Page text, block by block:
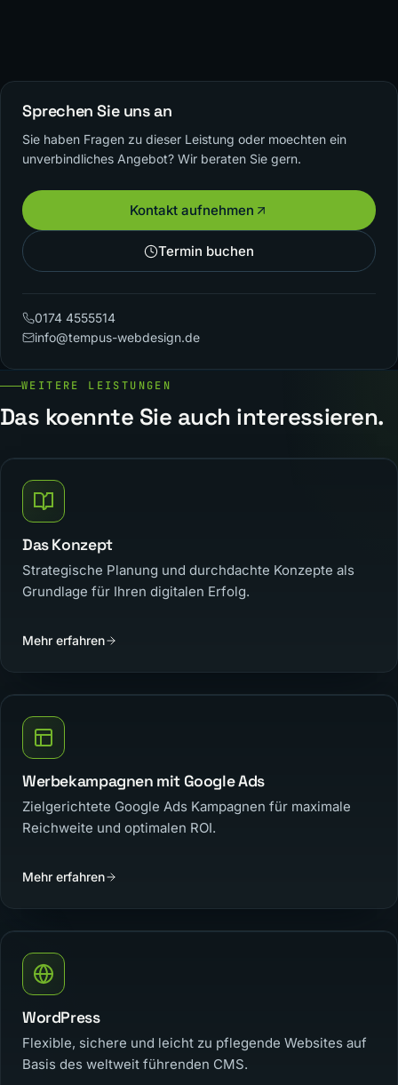
Sprechen Sie uns an
Sie haben Fragen zu dieser Leistung oder moechten ein
unverbindliches Angebot? Wir beraten Sie gern.
Kontakt aufnehmen
Termin buchen
0174 4555514
info@tempus-webdesign.de
WEITERE LEISTUNGEN
Das koennte Sie auch interessieren.
Das Konzept
Strategische Planung und durchdachte Konzepte als
Grundlage für Ihren digitalen Erfolg.
Mehr erfahren
Werbekampagnen mit Google Ads
Zielgerichtete Google Ads Kampagnen für maximale
Reichweite und optimalen ROI.
Mehr erfahren
WordPress
Flexible, sichere und leicht zu pflegende Websites auf
Basis des weltweit führenden CMS.